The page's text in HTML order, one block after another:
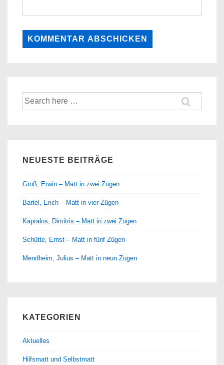
Suche
nach:
NEUESTE BEITRÄGE
Groß, Erwin – Matt in zwei Zügen
Bartel, Erich – Matt in vier Zügen
Kapralos, Dimitris – Matt in zwei Zügen
Schütte, Ernst – Matt in fünf Zügen
Mendheim, Julius – Matt in neun Zügen
KATEGORIEN
Aktuelles
Hilfsmatt und Selbstmatt